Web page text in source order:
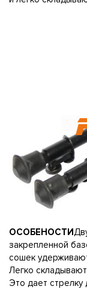
ОСОБЕНОСТИ
закрепленной
сошек
Легко
Это дает